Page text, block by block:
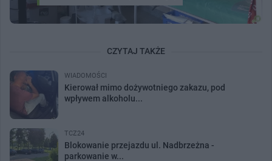
CZYTAJ TAKŻE
WIADOMOŚCI
Kierował mimo dożywotniego zakazu, pod
wpływem alkoholu...
TCZ24
Blokowanie przejazdu ul. Nadbrzeżna -
parkowanie w...